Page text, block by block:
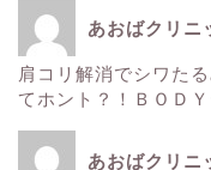
あおばクリニ
肩コリ解消でシワた
てホント？！ＢＯＤ
あおばクリニ